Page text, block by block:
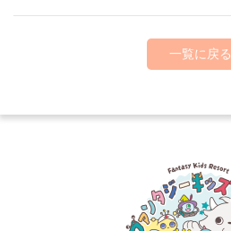
一覧に戻る